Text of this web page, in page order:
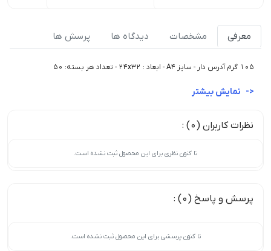
معرفی مشخصات دیدگاه ها پرسش ها
105 گرم آدرس دار - سایز A4 - ابعاد : 24x32 - تعداد هر بسته: 50
نظرات کاربران (0) :
تا کنون نظری برای این محصول ثبت نشده است.
پرسش و پاسخ (0) :
تا کنون پرسشی برای این محصول ثبت نشده است.